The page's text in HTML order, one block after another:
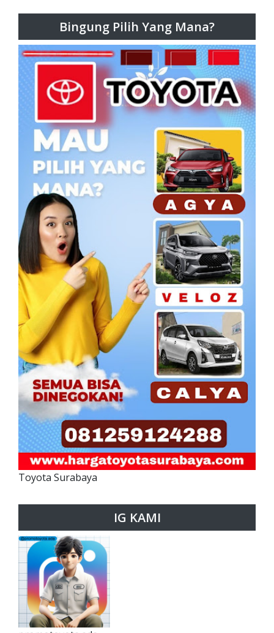
Bingung Pilih Yang Mana?
Toyota Surabaya
IG KAMI